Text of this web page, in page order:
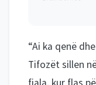
“Ai ka qenë
Tifozët sillen